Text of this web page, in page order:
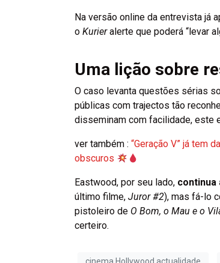
Na versão online da entrevista já
o Kurieralerte que poderá “levar
Uma lição sobre
O caso levanta questões sérias
públicas com trajectos tão
disseminam com facilidade, este
ver também : “Geração V” já tem
obscuros
Eastwood, por seu lado, continua
último filme, Juror #2), mas fá-lo
pistoleiro de O Bom, o Mau e o
certeiro.
cinema Hollywood actualidade